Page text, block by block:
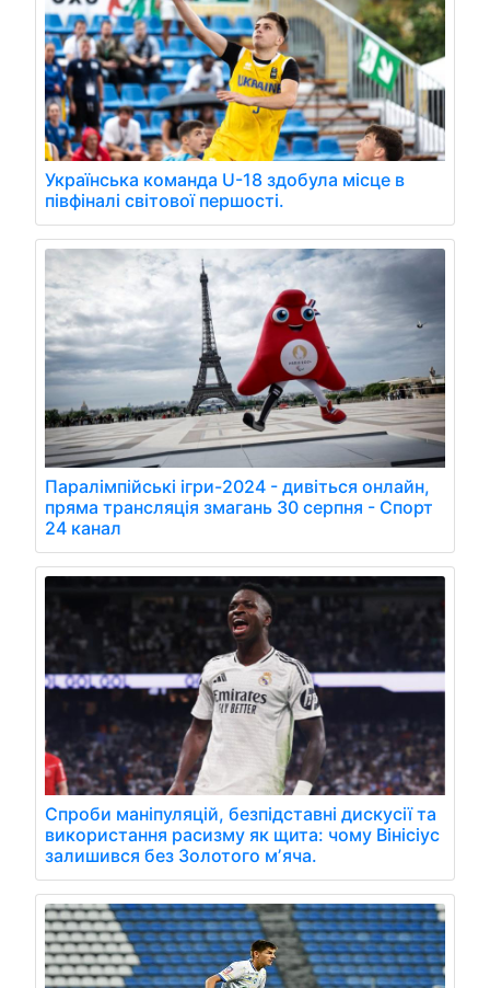
Українська команда U-18 здобула місце в
півфіналі світової першості.
Паралімпійські ігри-2024 - дивіться онлайн,
пряма трансляція змагань 30 серпня - Спорт
24 канал
Спроби маніпуляцій, безпідставні дискусії та
використання расизму як щита: чому Вінісіус
залишився без Золотого мʼяча.